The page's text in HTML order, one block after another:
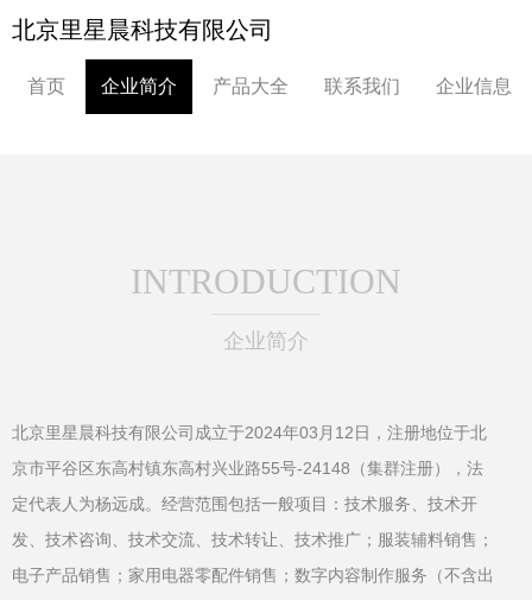
北京里星晨科技有限公司
首页 企业简介 产品大全 联系我们 企业信息
INTRODUCTION
企业简介
北京里星晨科技有限公司成立于2024年03月12日，注册地位于北
京市平谷区东高村镇东高村兴业路55号-24148（集群注册），法
定代表人为杨远成。经营范围包括一般项目：技术服务、技术开
发、技术咨询、技术交流、技术转让、技术推广；服装辅料销售；
电子产品销售；家用电器零配件销售；数字内容制作服务（不含出